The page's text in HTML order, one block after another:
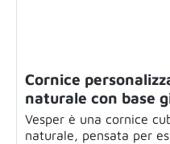
Cornice
naturale con base
Vesper è una cornice
naturale, pensata per